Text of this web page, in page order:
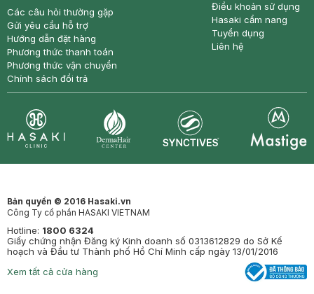
Các câu hỏi thường gặp
Gửi yêu cầu hỗ trợ
Hướng dẫn đặt hàng
Phương thức thanh toán
Phương thức vận chuyển
Chính sách đổi trả
Điều khoản sử dụng
Hasaki cẩm nang
Tuyển dụng
Liên hệ
Bản quyền © 2016 Hasaki.vn
Công Ty cổ phần HASAKI VIETNAM
Hotline: 1800 6324
Giấy chứng nhận Đăng ký Kinh doanh số 0313612829 do Sở Kế
hoạch và Đầu tư Thành phố Hồ Chí Minh cấp ngày 13/01/2016
Xem tất cả cửa hàng